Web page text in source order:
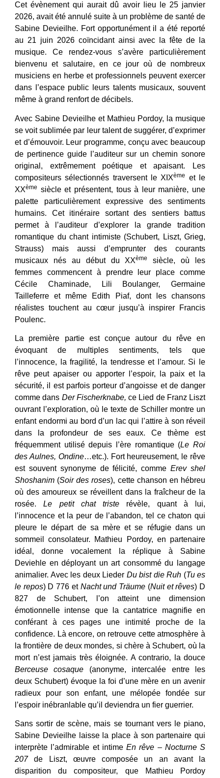
Cet évènement qui aurait dû avoir lieu le 25 janvier
2026, avait été annulé suite à un problème de santé de
Sabine Devieilhe. Fort opportunément il a été reporté
au 21 juin 2026 coïncidant ainsi avec la fête de la
musique. Ce rendez-vous s’avère particulièrement
bienvenu et salutaire, en ce jour où de nombreux
musiciens en herbe et professionnels peuvent exercer
dans l’espace public leurs talents musicaux, souvent
même à grand renfort de décibels.
Avec Sabine Devieilhe et Mathieu Pordoy, la musique
se voit sublimée par leur talent de suggérer, d’exprimer
et d’émouvoir. Leur programme, conçu avec beaucoup
de pertinence guide l’auditeur sur un chemin sonore
original, extrêmement poétique et apaisant. Les
compositeurs sélectionnés traversent le XIXème
et le
XXème siècle et présentent, tous à leur manière, une
palette particulièrement expressive des sentiments
humains. Cet itinéraire sortant des sentiers battus
permet à l’auditeur d’explorer la grande tradition
romantique du chant intimiste (Schubert, Liszt, Grieg,
Strauss) mais aussi d’emprunter des courants
musicaux nés au début du XXème
siècle, où les
femmes commencent à prendre leur place comme
Cécile Chaminade, Lili Boulanger, Germaine
Tailleferre et même Edith Piaf, dont les chansons
réalistes touchent au cœur jusqu’à inspirer Francis
Poulenc.
La première partie est conçue autour du rêve en
évoquant de multiples sentiments, tels que
l’innocence, la fragilité, la tendresse et l’amour. Si le
rêve peut apaiser ou apporter l’espoir, la paix et la
sécurité, il est parfois porteur d’angoisse et de danger
comme dans Der Fischerknabe, ce Lied de Franz Liszt
ouvrant l’exploration, où le texte de Schiller montre un
enfant endormi au bord d’un lac qui l’attire à son réveil
dans la profondeur de ses eaux. Ce thème est
fréquemment utilisé depuis l’ère romantique (Le Roi
des Aulnes, Ondine…etc.). Fort heureusement, le rêve
est souvent synonyme de félicité, commeErev shel
Shoshanim (Soir des roses), cette chanson en hébreu
où des amoureux se réveillent dans la fraîcheur de la
rosée.Le petit chat triste révèle, quant à lui,
l’innocence et la peur de l’abandon, tel ce chaton qui
pleure le départ de sa mère et se réfugie dans un
sommeil consolateur. Mathieu Pordoy, en partenaire
idéal, donne vocalement la réplique à Sabine
Deviehle en déployant un art consommé du langage
animalier. Avec les deux Lieder Du bist die Ruh (Tu es
le repos) D 776 et Nacht und Träume (Nuit et rêves) D
827
de Schubert, l’on atteint une dimension
émotionnelle intense que la cantatrice magnifie en
conférant à ces pages une intimité proche de la
confidence. Là encore, on retrouve cette atmosphère à
la frontière de deux mondes, si chère à Schubert, où la
mort n’est jamais très éloignée. A contrario, la douce
Berceuse cosaque (anonyme, intercalée entre les
deux Schubert) évoque la foi d’une mère en un avenir
radieux pour son enfant, une mélopée fondée sur
l’espoir inébranlable qu’il deviendra un fier guerrier.
Sans sortir de scène, mais se tournant vers le piano,
Sabine Devieilhe laisse la place à son partenaire qui
interprète l’admirable et intime En rêve – Nocturne S
207de Liszt, œuvre composée un an avant la
disparition du compositeur, que Mathieu Pordoy